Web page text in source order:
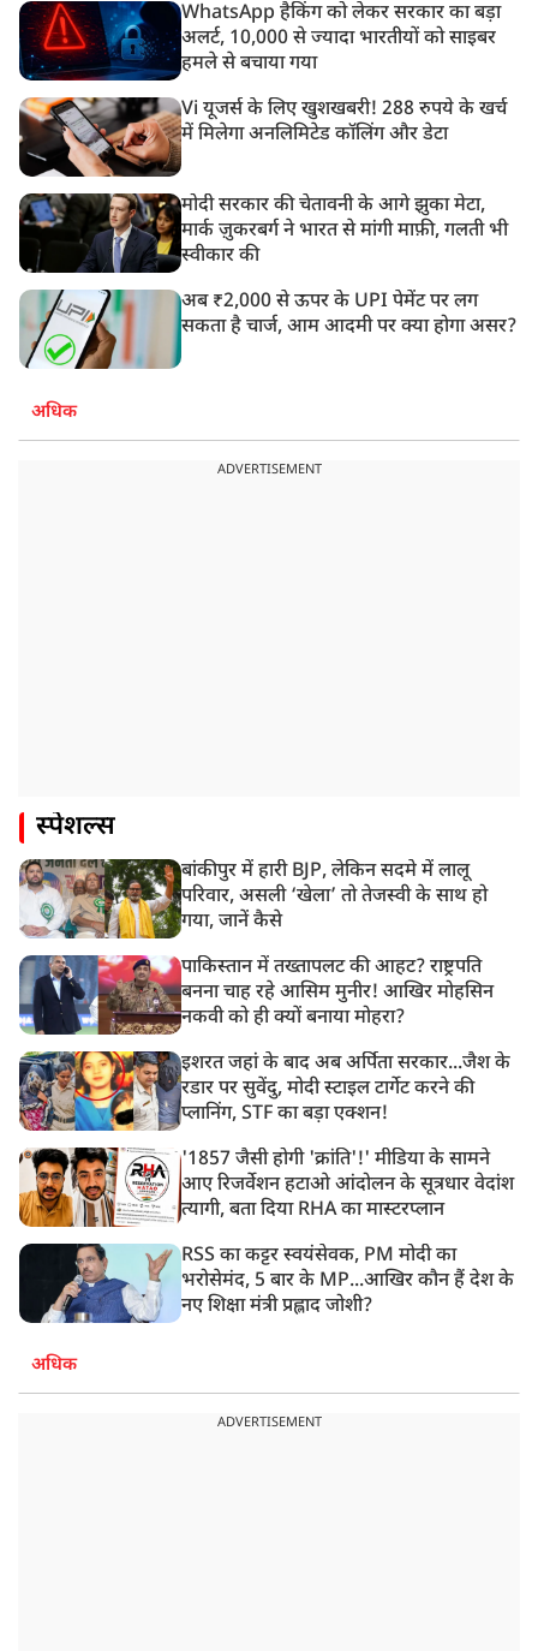
WhatsApp हैकिंग को लेकर सरकार का बड़ा
अलर्ट, 10,000 से ज्यादा भारतीयों को साइबर
हमले से बचाया गया
Vi यूजर्स के लिए खुशखबरी! 288 रुपये के खर्च
में मिलेगा अनलिमिटेड कॉलिंग और डेटा
मोदी सरकार की चेतावनी के आगे झुका मेटा,
मार्क ज़ुकरबर्ग ने भारत से मांगी माफ़ी, गलती भी
स्वीकार की
अब ₹2,000 से ऊपर के UPI पेमेंट पर लग
सकता है चार्ज, आम आदमी पर क्या होगा असर?
अधिक
ADVERTISEMENT
स्पेशल्स
बांकीपुर में हारी BJP, लेकिन सदमे में लालू
परिवार, असली ‘खेला’ तो तेजस्वी के साथ हो
गया, जानें कैसे
पाकिस्तान में तख्तापलट की आहट? राष्ट्रपति
बनना चाह रहे आसिम मुनीर! आखिर मोहसिन
नकवी को ही क्यों बनाया मोहरा?
इशरत जहां के बाद अब अर्पिता सरकार...जैश के
रडार पर सुवेंदु, मोदी स्टाइल टार्गेट करने की
प्लानिंग, STF का बड़ा एक्शन!
'1857 जैसी होगी 'क्रांति'!' मीडिया के सामने
आए रिजर्वेशन हटाओ आंदोलन के सूत्रधार वेदांश
त्यागी, बता दिया RHA का मास्टरप्लान
RSS का कट्टर स्वयंसेवक, PM मोदी का
भरोसेमंद, 5 बार के MP...आखिर कौन हैं देश के
नए शिक्षा मंत्री प्रह्लाद जोशी?
अधिक
ADVERTISEMENT